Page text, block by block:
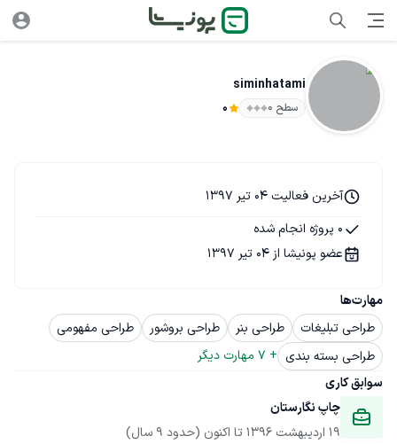
siminhatami
سطح ۰ 0
مهارت‌ها
طراحی تبلیغات
طراحی بنر طراحی بروشور
طراحی مفهومی
طراحی بسته بندی +
7 مهارت دیگر
سوابق کاری
چاپ نگارستان
19 اردیبهشت 1396
تا اکنون (حدود 9 سال)
آخرین فعالیت 04 تیر 1397
0 پروژه انجام شده
عضو پونیشا از 04 تیر 1397